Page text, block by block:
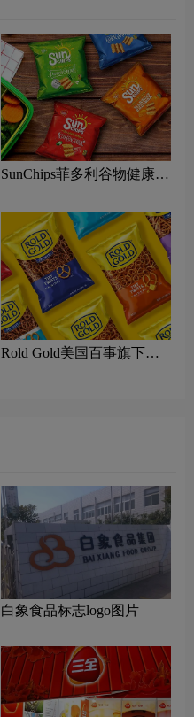
SunChips菲多利谷物健康零
Rold Gold美国百事旗下卷
白象食品标志logo图片